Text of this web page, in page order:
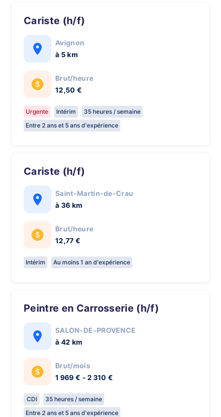
Cariste (h/f)
Avignon
à 5 km
Brut/heure
12,50 €
Urgente Intérim
35 heures / semaine
Entre 2 ans et 5 ans d'expérience
Cariste (h/f)
Saint-Martin-de-Crau
à 36 km
Brut/heure
12,77 €
Intérim Au moins 1 an d'expérience
Peintre en Carrosserie (h/f)
SALON-DE-PROVENCE
à 42 km
Brut/mois
1 969 € - 2 310 €
CDI
35 heures / semaine
Entre 2 ans et 5 ans d'expérience